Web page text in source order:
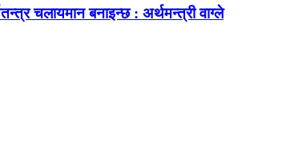
चलायमान बनाइन्छ : अर्थमन्त्री वाग्ले